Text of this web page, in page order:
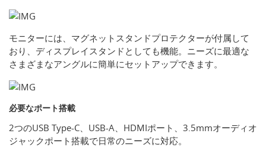
モニターには、マグネットスタンドプロテクターが付属して
おり、ディスプレイスタンドとしても機能。ニーズに最適な
さまざまなアングルに簡単にセットアップできます。
必要なポート搭載
2つのUSB Type-C、USB-A、HDMIポート、3.5mmオーディオ
ジャックポート搭載で日常のニーズに対応。